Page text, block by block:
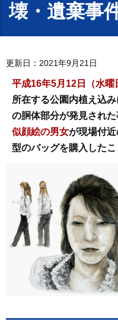
壊・遺棄事
更新日：2021年9月21日
平成16年5月12日（水曜
所在する公園内植え込
の胴体部分が発見された
似顔絵の男女が現場付
型のバッグを購入したこ